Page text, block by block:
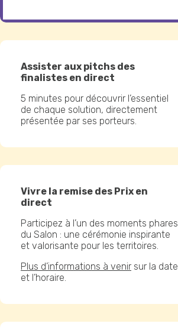
Assister aux pitchs des
finalistes en direct
5 minutes pour découvrir l’essentiel
de chaque solution, directement
présentée par ses porteurs.
Vivre la remise des Prix en
direct
Participez à l’un des moments phares
du Salon : une cérémonie inspirante
et valorisante pour les territoires.
Plus d’informations à venir sur la date
et l’horaire.